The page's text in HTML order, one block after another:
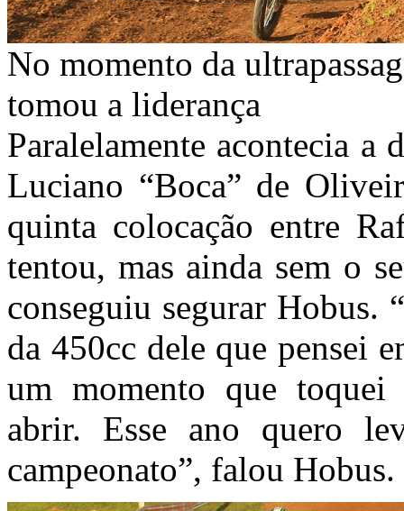
No momento da
tomou a liderança
Paralelamente acontecia a
Luciano “Boca” de
quinta colocação entre
tentou, mas ainda sem o
conseguiu segurar Hobus.
da 450cc dele que pensei
um momento que toquei
abrir. Esse ano quero
campeonato”, falou Hobus.